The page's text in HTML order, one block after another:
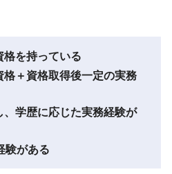
格を持っている
格＋資格取得後一定の実務
、学歴に応じた実務経験が
験がある